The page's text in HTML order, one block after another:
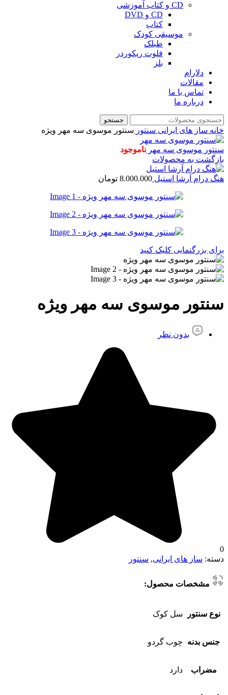
CD و کتاب آموزشی
CD و DVD
کتاب
موسیقی کودک
طبلک
فلوت ریکوردر
بلز
دلارام
مقالات
تماس با ما
درباره ما
جستجو
خانه ساز های ایرانی سنتور سنتور موسوی سه مهر ویژه
سنتور موسوی سه مهر ناموجود
بازگشت به محصولات
هنگ درام آرشا استیل 8.000.000 تومان
برای بزرگنمایی کلیک کنید
سنتور موسوی سه مهر ویژه
بدون نظر
0
دسته: ساز های ایرانی, سنتور
مشخصات محصول:
نوع سنتور سل کوک
جنس بدنه چوب گردو
مضراب دارد